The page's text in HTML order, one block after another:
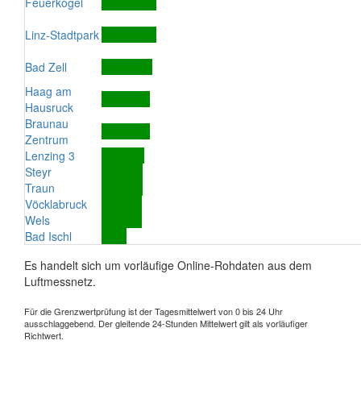
Linz-Stadtpark
Bad Zell
Haag am
Hausruck
Braunau
Zentrum
Lenzing 3
Steyr
Traun
Vöcklabruck
Wels
Bad Ischl
Es handelt sich um vorläufige Online-Rohdaten aus dem
Luftmessnetz.
Für die Grenzwertprüfung ist der Tagesmittelwert von 0 bis 24 Uhr
ausschlaggebend. Der gleitende 24-Stunden Mittelwert gilt als vorläufiger
Richtwert.